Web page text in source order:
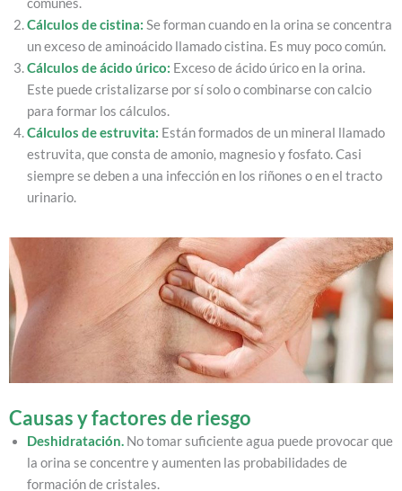
Cálculos de cistina: Se forman cuando en la orina se concentra
un exceso de aminoácido llamado cistina. Es muy poco común.
Cálculos de ácido úrico: Exceso de ácido úrico en la orina.
Este puede cristalizarse por sí solo o combinarse con calcio
para formar los cálculos.
Cálculos de estruvita: Están formados de un mineral llamado
estruvita, que consta de amonio, magnesio y fosfato. Casi
siempre se deben a una infección en los riñones o en el tracto
urinario.
Causas y factores de riesgo
Deshidratación. No tomar suficiente agua puede provocar que
la orina se concentre y aumenten las probabilidades de
formación de cristales.